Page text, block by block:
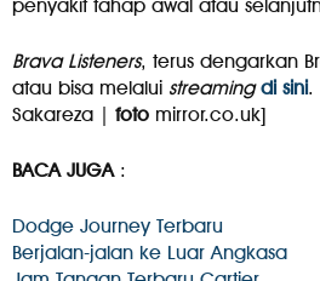
penyakit tahap awal atau
Brava Listeners, terus dengarkan
atau bisa melalui streaming di sini.
Sakareza | foto mirror.co.uk]
BACA JUGA:
Dodge Journey Terbaru
Berjalan-jalan ke Luar Angkasa